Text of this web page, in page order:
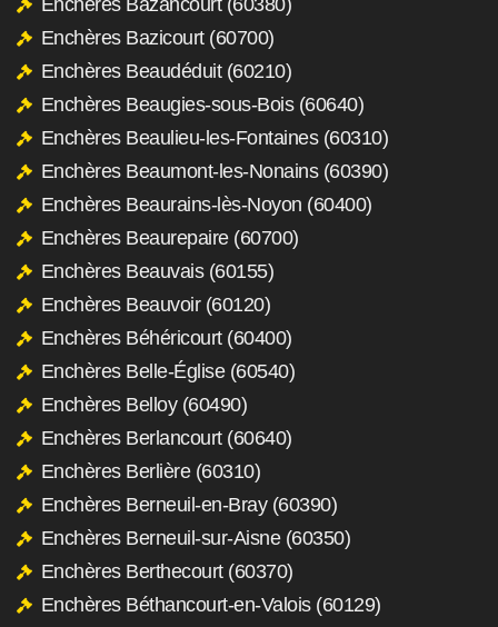
Enchères Bazicourt (60700)
Enchères Beaudéduit (60210)
Enchères Beaugies-sous-Bois (60640)
Enchères Beaulieu-les-Fontaines (60310)
Enchères Beaumont-les-Nonains (60390)
Enchères Beaurains-lès-Noyon (60400)
Enchères Beaurepaire (60700)
Enchères Beauvais (60155)
Enchères Beauvoir (60120)
Enchères Béhéricourt (60400)
Enchères Belle-Église (60540)
Enchères Belloy (60490)
Enchères Berlancourt (60640)
Enchères Berlière (60310)
Enchères Berneuil-en-Bray (60390)
Enchères Berneuil-sur-Aisne (60350)
Enchères Berthecourt (60370)
Enchères Béthancourt-en-Valois (60129)